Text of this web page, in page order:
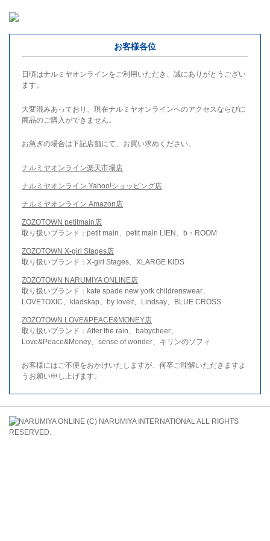
お客様各位
日頃はナルミヤオンラインをご利用いただき、誠にありがとうござい
ます。
大変混みあっており、現在ナルミヤオンラインへのアクセスならびに
商品のご購入ができません。
お急ぎの場合は下記店舗にて、お買い求めください。
ナルミヤオンライン楽天市場店
ナルミヤオンライン Yahoo!ショッピング店
ナルミヤオンライン Amazon店
ZOZOTOWN petitmain店
取り扱いブランド：petit main、petit main LIEN、b・ROOM
ZOZOTOWN X-girl Stages店
取り扱いブランド：X-girl Stages、XLARGE KIDS
ZOZOTOWN NARUMIYA ONLINE店
取り扱いブランド：kate spade new york childrenswear、
LOVETOXIC、kladskap、by loveit、Lindsay、BLUE CROSS
ZOZOTOWN LOVE&PEACE&MONEY店
取り扱いブランド：After the rain、babycheer、
Love&Peace&Money、sense of wonder、キリンのソフィ
お客様にはご不便をおかけいたしますが、何卒ご理解いただきますよ
うお願い申し上げます。